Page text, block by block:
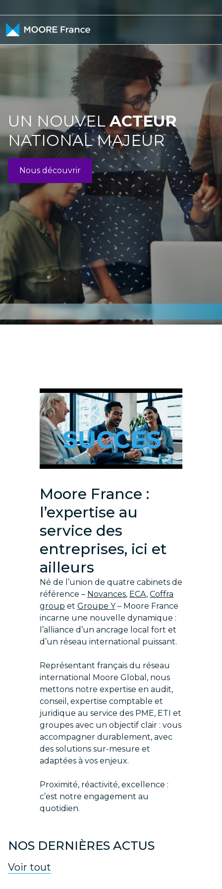
Skip to content
UN NOUVELACTEUR
NATIONAL MAJEUR
Nous découvrir
Moore France :
l’expertise au
service des
entreprises, ici et
ailleurs
Né de l’union de quatre cabinets de
référence – Novances, ECA, Coffra
group et Groupe Y– Moore France
incarne une nouvelle dynamique :
l’alliance d’un ancrage local fort et
d’un réseau international puissant.
Représentant français du réseau
international Moore Global, nous
mettons notre expertise en audit,
conseil, expertise comptable et
juridique au service des PME, ETI et
groupes avec un objectif clair : vous
accompagner durablement, avec
des solutions sur-mesure et
adaptées à vos enjeux.
Proximité, réactivité, excellence :
c’est notre engagement au
quotidien.
NOS DERNIÈRES ACTUS
Voir tout